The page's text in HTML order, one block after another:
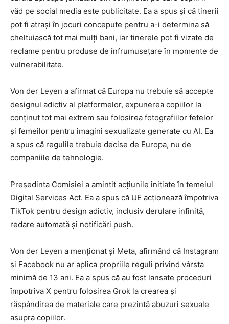
văd pe social media este publicitate. Ea a spus și că tinerii
pot fi atrași în jocuri concepute pentru a-i determina să
cheltuiască tot mai mulți bani, iar tinerele pot fi vizate de
reclame pentru produse de înfrumusețare în momente de
vulnerabilitate.
Von der Leyen a afirmat că Europa nu trebuie să accepte
designul adictiv al platformelor, expunerea copiilor la
conținut tot mai extrem sau folosirea fotografiilor fetelor
și femeilor pentru imagini sexualizate generate cu AI. Ea
a spus că regulile trebuie decise de Europa, nu de
companiile de tehnologie.
Președinta Comisiei a amintit acțiunile inițiate în temeiul
Digital Services Act. Ea a spus că UE acționează împotriva
TikTok pentru design adictiv, inclusiv derulare infinită,
redare automată și notificări push.
Von der Leyen a menționat și Meta, afirmând că Instagram
și Facebook nu ar aplica propriile reguli privind vârsta
minimă de 13 ani. Ea a spus că au fost lansate proceduri
împotriva X pentru folosirea Grok la crearea și
răspândirea de materiale care prezintă abuzuri sexuale
asupra copiilor.